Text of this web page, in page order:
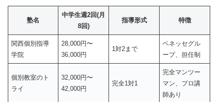
塾名
中学生週2回(月
8回)
指導形式 特徴
関西個別指導
学院
28,000円〜
36,000円
1対2まで
ベネッセグル
ープ、担任制
個別教室のト
ライ
32,000円〜
42,000円
完全1対1
完全マンツー
マン、プロ講
師あり